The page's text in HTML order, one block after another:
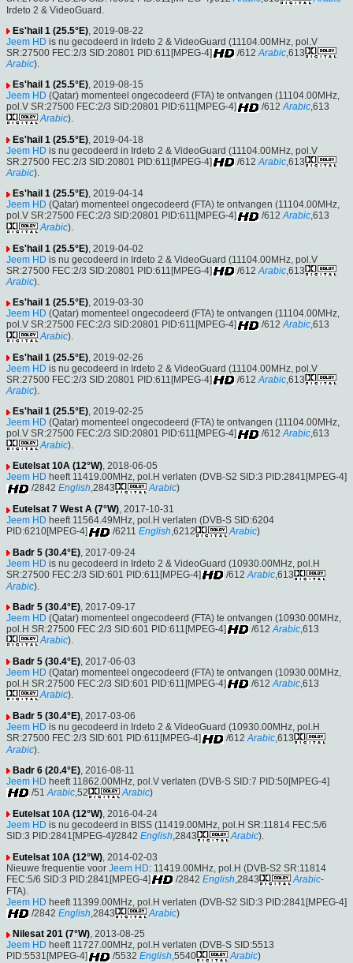
Irdeto 2 & VideoGuard.
Es'hail 1 (25.5°E) , 2019-08-22
Jeem HD is nu gecodeerd in Irdeto 2 & VideoGuard (11104.00MHz, pol.V
SR:27500 FEC:2/3 SID:20801 PID:611[MPEG-4]
/612 Arabic ,613
Arabic).
Es'hail 1 (25.5°E), 2019-08-15
Jeem HD (Qatar) momenteel ongecodeerd (FTA) te ontvangen (11104.00MHz,
pol.V SR:27500 FEC:2/3 SID:20801 PID:611[MPEG-4]
/612 Arabic,613
Arabic).
Es'hail 1 (25.5°E) , 2019-04-18
Jeem HD is nu gecodeerd in Irdeto 2 & VideoGuard (11104.00MHz, pol.V
SR:27500 FEC:2/3 SID:20801 PID:611[MPEG-4]
/612 Arabic ,613
Arabic).
Es'hail 1 (25.5°E), 2019-04-14
Jeem HD (Qatar) momenteel ongecodeerd (FTA) te ontvangen (11104.00MHz,
pol.V SR:27500 FEC:2/3 SID:20801 PID:611[MPEG-4]
/612 Arabic,613
Arabic).
Es'hail 1 (25.5°E) , 2019-04-02
Jeem HD is nu gecodeerd in Irdeto 2 & VideoGuard (11104.00MHz, pol.V
SR:27500 FEC:2/3 SID:20801 PID:611[MPEG-4]
/612 Arabic ,613
Arabic).
Es'hail 1 (25.5°E), 2019-03-30
Jeem HD (Qatar) momenteel ongecodeerd (FTA) te ontvangen (11104.00MHz,
pol.V SR:27500 FEC:2/3 SID:20801 PID:611[MPEG-4]
/612 Arabic,613
Arabic).
Es'hail 1 (25.5°E) , 2019-02-26
Jeem HD is nu gecodeerd in Irdeto 2 & VideoGuard (11104.00MHz, pol.V
SR:27500 FEC:2/3 SID:20801 PID:611[MPEG-4]
/612 Arabic ,613
Arabic).
Es'hail 1 (25.5°E), 2019-02-25
Jeem HD (Qatar) momenteel ongecodeerd (FTA) te ontvangen (11104.00MHz,
pol.V SR:27500 FEC:2/3 SID:20801 PID:611[MPEG-4]
/612 Arabic,613
Arabic).
Eutelsat 10A (12°W), 2018-06-05
Jeem HD heeft 11419.00MHz, pol.H verlaten (DVB-S2 SID:3 PID:2841[MPEG-4]
/2842 English,2843 Arabic)
Eutelsat 7 West A (7°W), 2017-10-31
Jeem HD heeft 11564.49MHz, pol.H verlaten (DVB-S SID:6204
PID:6210[MPEG-4]
/6211 English,6212 Arabic)
Badr 5 (30.4°E), 2017-09-24
Jeem HD is nu gecodeerd in Irdeto 2 & VideoGuard (10930.00MHz, pol.H
SR:27500 FEC:2/3 SID:601 PID:611[MPEG-4]
/612 Arabic,613
Arabic).
Badr 5 (30.4°E), 2017-09-17
Jeem HD (Qatar) momenteel ongecodeerd (FTA) te ontvangen (10930.00MHz,
pol.H SR:27500 FEC:2/3 SID:601 PID:611[MPEG-4]
/612 Arabic,613
Arabic).
Badr 5 (30.4°E), 2017-06-03
Jeem HD (Qatar) momenteel ongecodeerd (FTA) te ontvangen (10930.00MHz,
pol.H SR:27500 FEC:2/3 SID:601 PID:611[MPEG-4]
/612 Arabic,613
Arabic).
Badr 5 (30.4°E), 2017-03-06
Jeem HD is nu gecodeerd in Irdeto 2 & VideoGuard (10930.00MHz, pol.H
SR:27500 FEC:2/3 SID:601 PID:611[MPEG-4]
/612 Arabic,613
Arabic).
Badr 6 (20.4°E), 2016-08-11
Jeem HD heeft 11862.00MHz, pol.V verlaten (DVB-S SID:7 PID:50[MPEG-4]
/51 Arabic,52 Arabic)
Eutelsat 10A (12°W), 2016-04-24
Jeem HD is nu gecodeerd in BISS (11419.00MHz, pol.H SR:11814 FEC:5/6
SID:3 PID:2841[MPEG-4]/2842 English,2843 Arabic).
Eutelsat 10A (12°W) , 2014-02-03
Nieuwe frequentie voor Jeem HD: 11419.00MHz, pol.H (DVB-S2 SR:11814
FEC:5/6 SID:3 PID:2841[MPEG-4]
/2842 English ,2843 Arabic-
FTA).
Jeem HD heeft 11399.00MHz, pol.H verlaten (DVB-S2 SID:3 PID:2841[MPEG-4]
/2842 English ,2843 Arabic)
Nilesat 201 (7°W), 2013-08-25
Jeem HD heeft 11727.00MHz, pol.H verlaten (DVB-S SID:5513
PID:5531[MPEG-4]
/5532 English,5540 Arabic)